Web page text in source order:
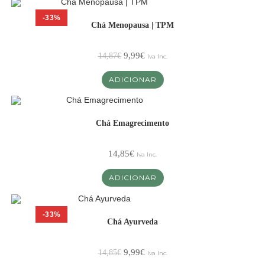
-33%
Chá Menopausa | TPM
14,87€ 9,99€ Iva Inc.
ADICIONAR
Chá Emagrecimento
14,85€ Iva Inc.
ADICIONAR
-33%
Chá Ayurveda
14,85€ 9,99€ Iva Inc.